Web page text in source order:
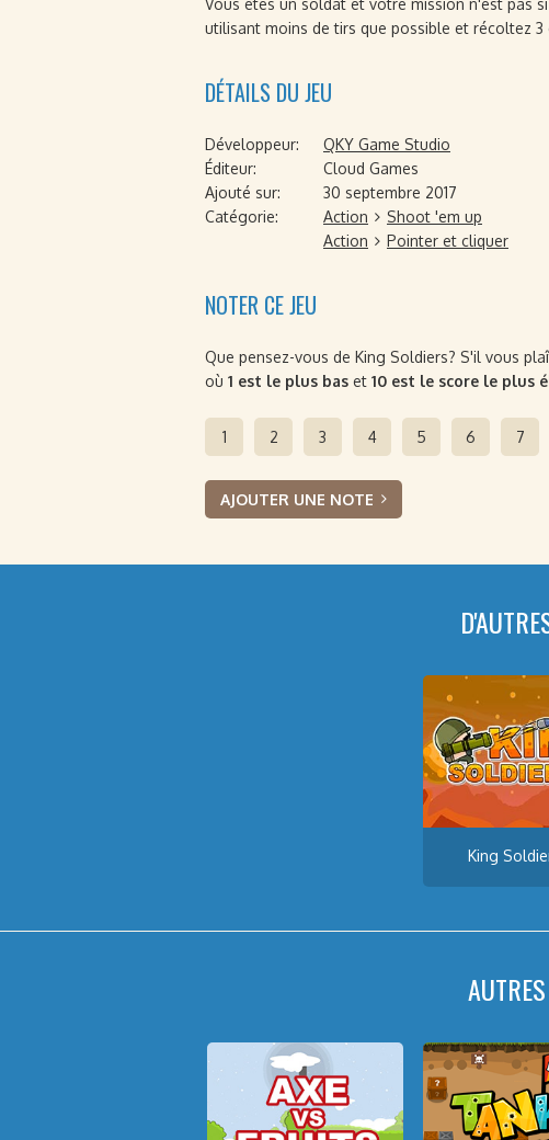
Vous êtes un soldat et votre mission n'est pas
utilisant moins de tirs que possible et récoltez
DÉTAILS DU JEU
Développeur:
QKY Game Studio
Éditeur:
Cloud Games
Ajouté sur:
30 septembre 2017
Catégorie:
Action
Shoot 'em up
Action
Pointer et cliquer
NOTER CE JEU
Que pensez-vous de King Soldiers? S'il vous
où 1 est le plus bas et 10 est le score le plus
1 2 3 4 5 6 7
AJOUTER UNE NOTE
King